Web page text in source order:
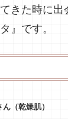
きた時に出
』です。
（乾燥肌）